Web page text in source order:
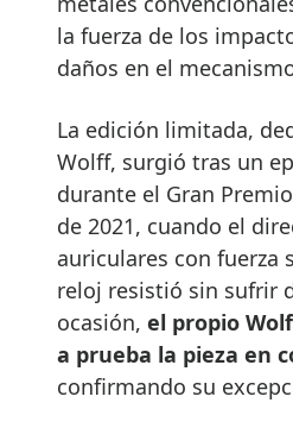
la fuerza de los
daños en el
La edición limitada,
Wolff, surgió tras un
durante el Gran
de 2021, cuando el
auriculares con fuerza
reloj resistió sin sufrir
ocasión, el propio
a prueba la pieza en
confirmando su